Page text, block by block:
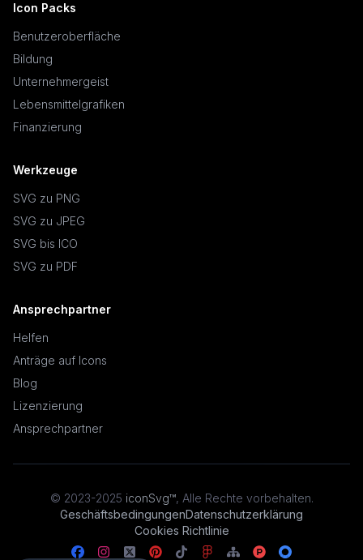
Icon Packs
Benutzeroberfläche
Bildung
Unternehmergeist
Lebensmittelgrafiken
Finanzierung
Werkzeuge
SVG zu PNG
SVG zu JPEG
SVG bis ICO
SVG zu PDF
Ansprechpartner
Helfen
Anträge auf Icons
Blog
Lizenzierung
Ansprechpartner
© 2023-2025 iconSvg™, Alle Rechte vorbehalten.
GeschäftsbedingungenDatenschutzerklärung
Cookies Richtlinie